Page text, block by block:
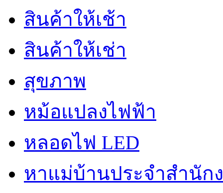
สินค้าให้เช้า
สินค้าให้เช่า
สุขภาพ
หม้อแปลงไฟฟ้า
หลอดไฟ LED
หาแม่บ้านประจำสำนัก